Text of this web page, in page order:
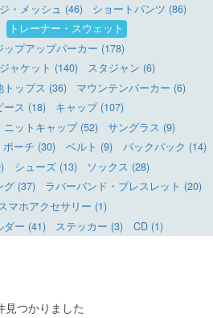
・メッシュ (46)
ショートパンツ (86)
トレーナー・スウェット
ップアップパーカー (178)
ジャケット (140)
スタジャン (6)
トップス (36)
マウンテンパーカー (6)
ース (18)
キャップ (107)
ニットキャップ (52)
サングラス (9)
ポーチ (30) ベルト (9)
バックパック (14)
シューズ (13)
ソックス (28)
グ (37)
ラバーバンド・ブレスレット (20)
マホアクセサリー (1)
ダー (41) ステッカー (3) CD (1)
見つかりました